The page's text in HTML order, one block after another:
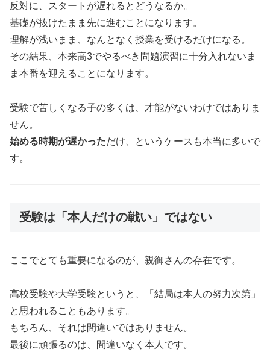
反対に、スタートが遅れるとどうなるか。
基礎が抜けたまま先に進むことになります。
理解が浅いまま、なんとなく授業を受けるだけになる。
その結果、本来高3でやるべき問題演習に十分入れないま
ま本番を迎えることになります。
受験で苦しくなる子の多くは、才能がないわけではありま
せん。
始める時期が遅かっただけ、というケースも本当に多いで
す。
受験は「本人だけの戦い」ではない
ここでとても重要になるのが、親御さんの存在です。
高校受験や大学受験というと、「結局は本人の努力次第」
と思われることもあります。
もちろん、それは間違いではありません。
最後に頑張るのは、間違いなく本人です。